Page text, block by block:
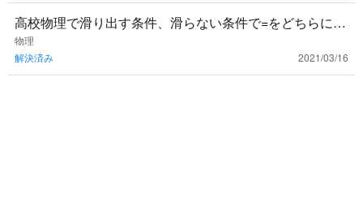
高校物理で滑り出す条件、滑らない条件で=をどちらに入
れればよいですか？ 高校物理で滑り出す条件を求めよと
いう問題がよく出
物理
解決済み
2021/03/16